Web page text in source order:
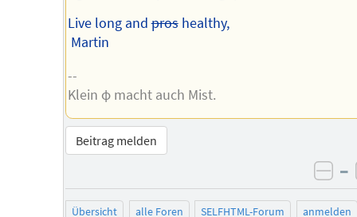
Live long andproshealthy,
Martin
--
Klein φ macht auch Mist.
Beitrag melden
–
Übersicht alle Foren SELFHTML-Forum
anmelden